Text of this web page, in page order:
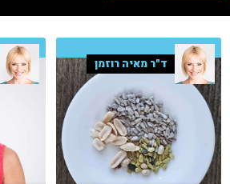
ד"ר מאיה רוזמן